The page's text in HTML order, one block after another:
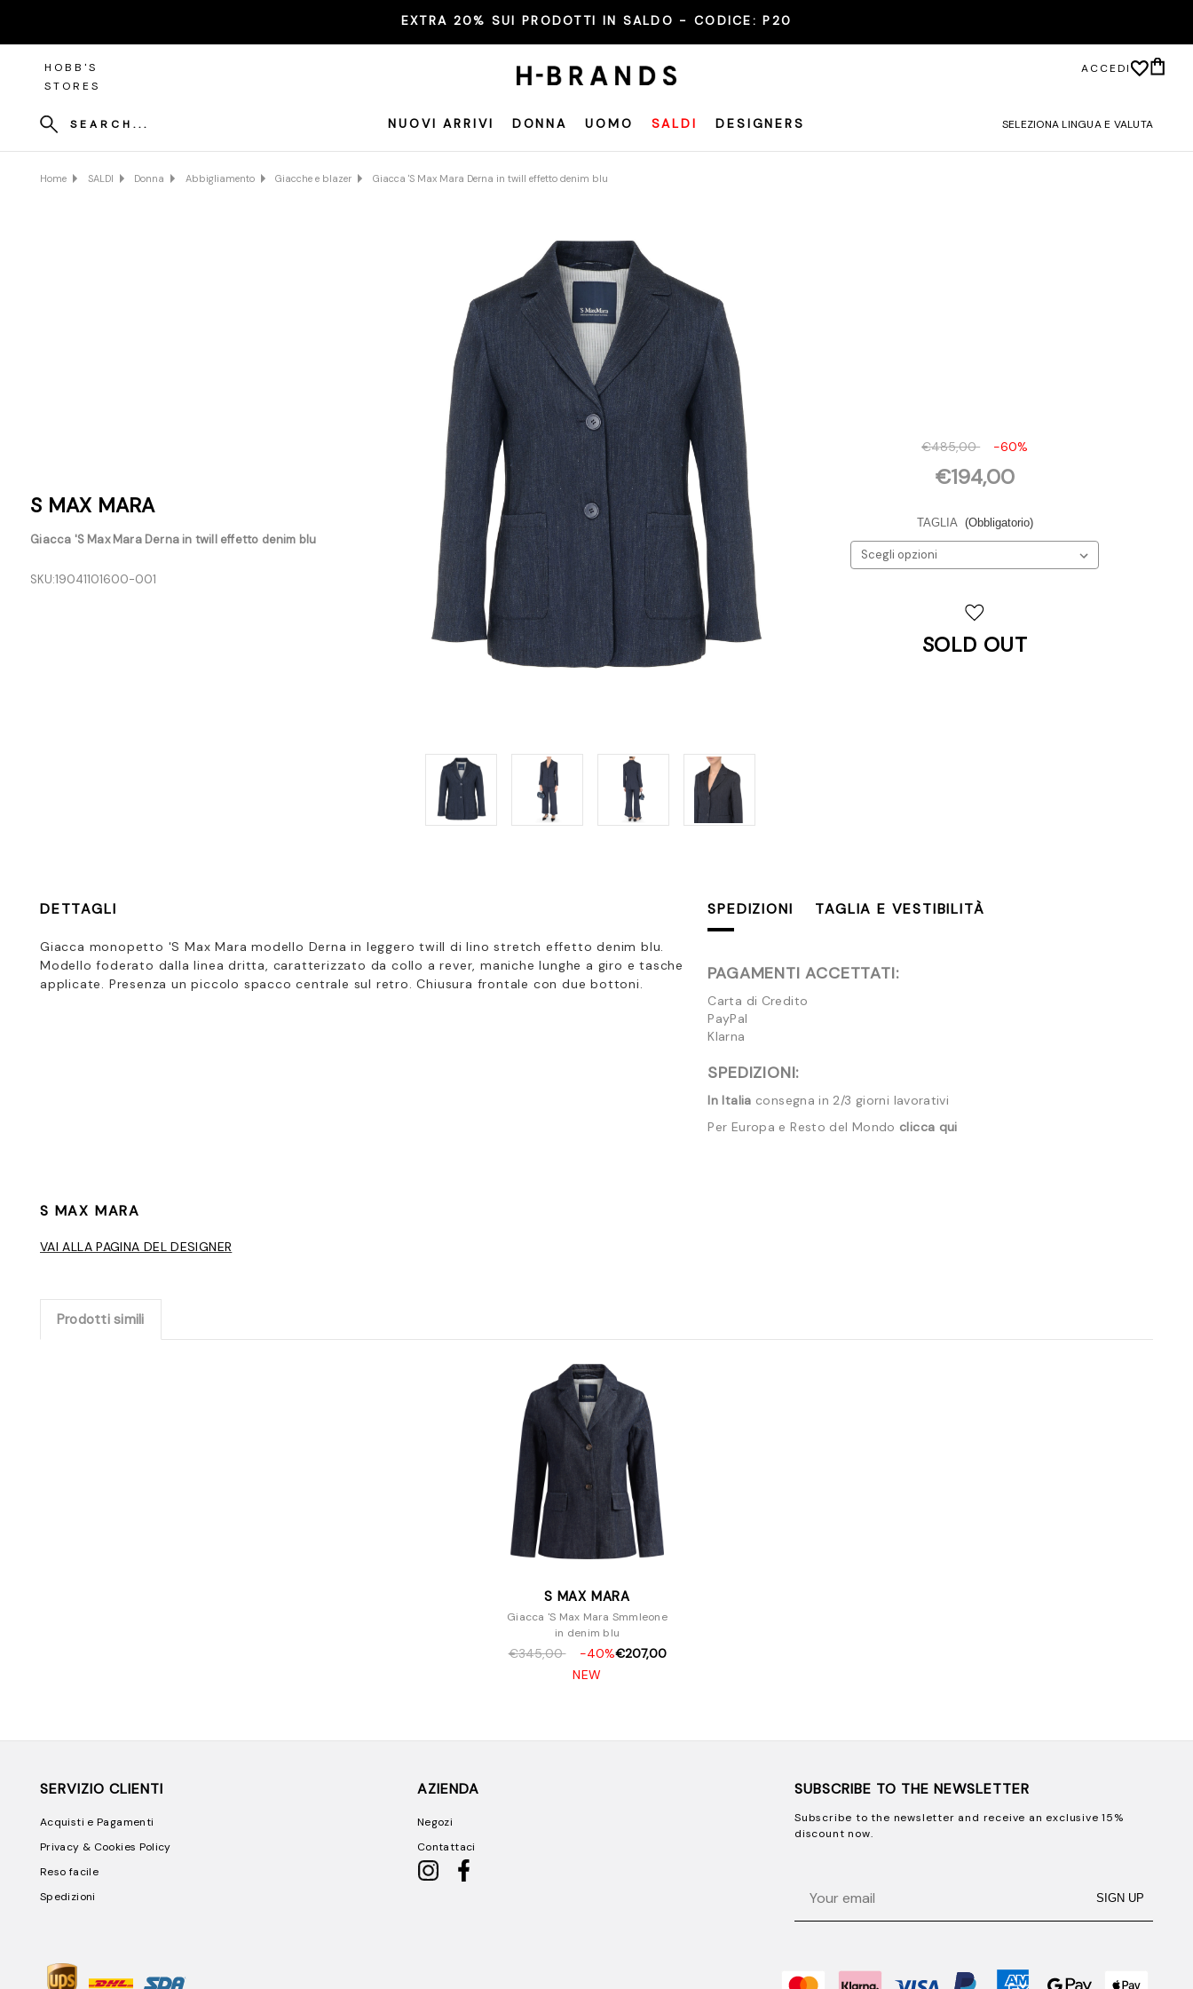
EXTRA 20% SUI PRODOTTI IN SALDO - CODICE:P20
HOBB'S
STORES
ACCEDI
SEARCH... NUOVI ARRIVI DONNA UOMO SALDI DESIGNERS SELEZIONA LINGUA E VALUTA
Home SALDI Donna Abbigliamento Giacche e blazer Giacca 'S Max Mara Derna in twill effetto denim blu
S MAX MARA
Giacca 'S Max Mara Derna in twill effetto denim blu
SKU:19041101600-001
€485,00 -60%
€194,00
TAGLIA (Obbligatorio)
SOLD OUT
DETTAGLI
Giacca monopetto 'S Max Mara modello Derna in leggero twill di lino stretch effetto denim blu.
Modello foderato dalla linea dritta, caratterizzato da collo a rever, maniche lunghe a giro e tasche
applicate. Presenza un piccolo spacco centrale sul retro. Chiusura frontale con due bottoni.
SPEDIZIONI TAGLIA E VESTIBILITÀ
PAGAMENTI ACCETTATI:
Carta di Credito
PayPal
Klarna
SPEDIZIONI:
In Italia consegna in 2/3 giorni lavorativi
Per Europa e Resto del Mondo clicca qui
S MAX MARA
VAI ALLA PAGINA DEL DESIGNER
Prodotti simili
S MAX MARA
Giacca 'S Max Mara Smmleone
in denim blu
€345,00 -40%€207,00
NEW
SERVIZIO CLIENTI
Acquisti e Pagamenti
Privacy & Cookies Policy
Reso facile
Spedizioni
AZIENDA
Negozi
Contattaci
SUBSCRIBE TO THE NEWSLETTER
Subscribe to the newsletter and receive an exclusive 15%
discount now.
SIGN UP